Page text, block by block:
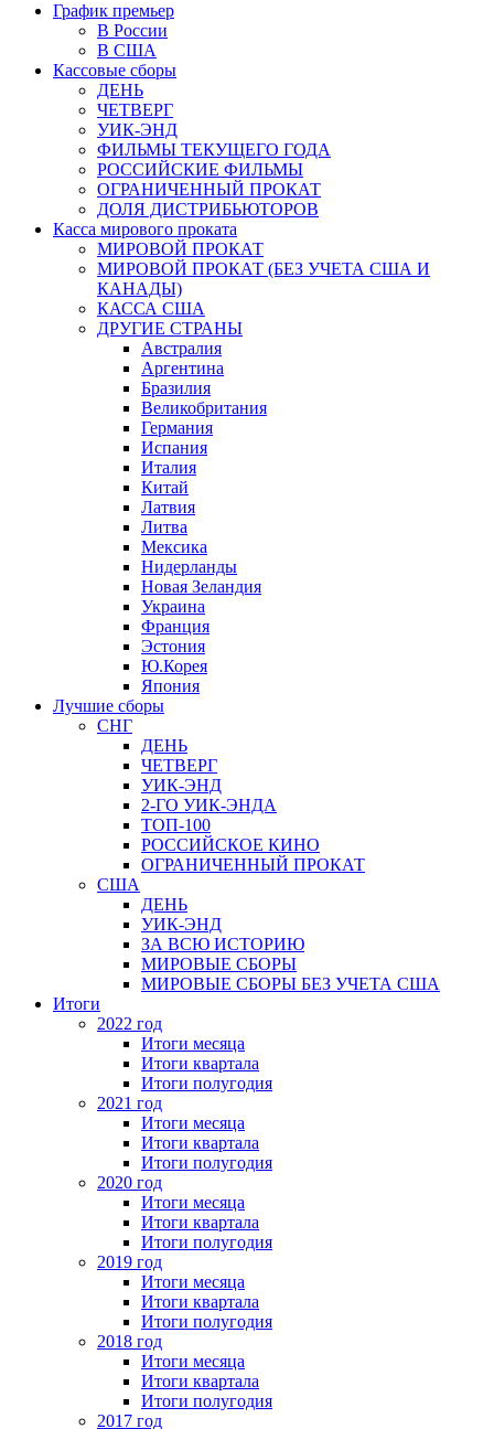
График премьер
В России
В США
Кассовые сборы
ДЕНЬ
ЧЕТВЕРГ
УИК-ЭНД
ФИЛЬМЫ ТЕКУЩЕГО ГОДА
РОССИЙСКИЕ ФИЛЬМЫ
ОГРАНИЧЕННЫЙ ПРОКАТ
ДОЛЯ ДИСТРИБЬЮТОРОВ
Касса мирового проката
МИРОВОЙ ПРОКАТ
МИРОВОЙ ПРОКАТ (БЕЗ УЧЕТА США И
КАНАДЫ)
КАССА США
ДРУГИЕ СТРАНЫ
Австралия
Аргентина
Бразилия
Великобритания
Германия
Испания
Италия
Китай
Латвия
Литва
Мексика
Нидерланды
Новая Зеландия
Украина
Франция
Эстония
Ю.Корея
Япония
Лучшие сборы
СНГ
ДЕНЬ
ЧЕТВЕРГ
УИК-ЭНД
2-ГО УИК-ЭНДА
ТОП-100
РОССИЙСКОЕ КИНО
ОГРАНИЧЕННЫЙ ПРОКАТ
США
ДЕНЬ
УИК-ЭНД
ЗА ВСЮ ИСТОРИЮ
МИРОВЫЕ СБОРЫ
МИРОВЫЕ СБОРЫ БЕЗ УЧЕТА США
Итоги
2022 год
Итоги месяца
Итоги квартала
Итоги полугодия
2021 год
Итоги месяца
Итоги квартала
Итоги полугодия
2020 год
Итоги месяца
Итоги квартала
Итоги полугодия
2019 год
Итоги месяца
Итоги квартала
Итоги полугодия
2018 год
Итоги месяца
Итоги квартала
Итоги полугодия
2017 год